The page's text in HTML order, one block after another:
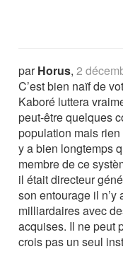
parHorus,2
C’est bien naïf de
Kaboré luttera
peut-être quelques
population mais
y a bien longtemps
membre de ce
il était directeur
son entourage il
milliardaires avec
acquises. Il ne peut
crois pas un seul